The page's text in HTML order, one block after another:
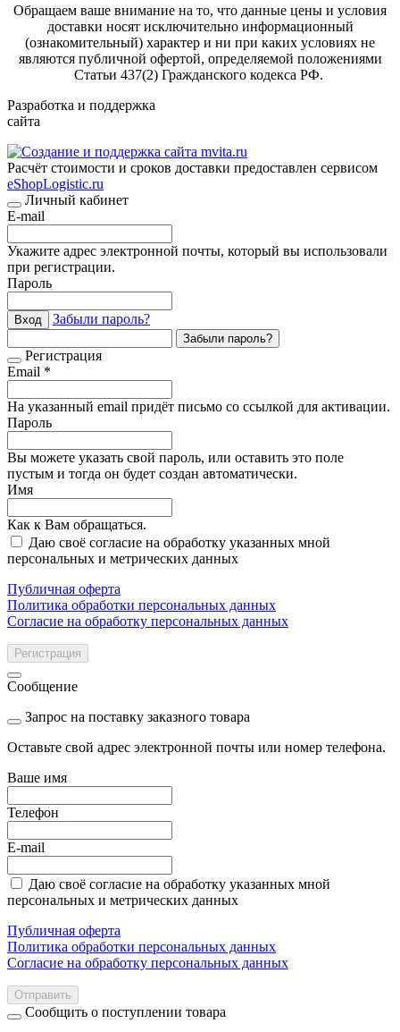
Обращаем ваше внимание на то, что данные цены и условия
доставки носят исключительно информационный
(ознакомительный) характер и ни при каких условиях не
являются публичной офертой, определяемой положениями
Статьи 437(2) Гражданского кодекса РФ.
Разработка и поддержка
сайта
Расчёт стоимости и сроков доставки предоставлен сервисом
eShopLogistic.ru
Личный кабинет
E-mail
Укажите адрес электронной почты, который вы использовали
при регистрации.
Пароль
Вход Забыли пароль?
Забыли пароль?
Регистрация
Email *
На указанный email придёт письмо со ссылкой для активации.
Пароль
Вы можете указать свой пароль, или оставить это поле
пустым и тогда он будет создан автоматически.
Имя
Как к Вам обращаться.
Даю своё согласие на обработку указанных мной
персональных и метрических данных
Публичная оферта
Политика обработки персональных данных
Согласие на обработку персональных данных
Регистрация
Сообщение
Запрос на поставку заказного товара
Оставьте свой адрес электронной почты или номер телефона.
Ваше имя
Телефон
E-mail
Даю своё согласие на обработку указанных мной
персональных и метрических данных
Публичная оферта
Политика обработки персональных данных
Согласие на обработку персональных данных
Отправить
Сообщить о поступлении товара